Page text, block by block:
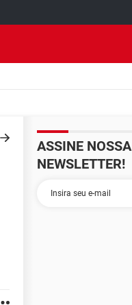
ASSINE NOSSA
NEWSLETTER!